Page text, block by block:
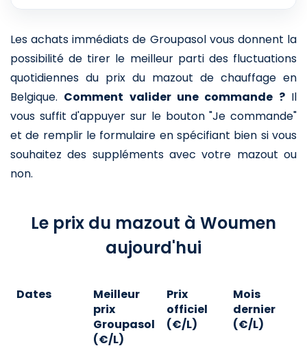
Les achats immédiats de Groupasol vous donnent la
possibilité de tirer le meilleur parti des fluctuations
quotidiennes du prix du mazout de chauffage en
Belgique. Comment valider une commande ?Il
vous suffit d'appuyer sur le bouton "Je commande"
et de remplir le formulaire en spécifiant bien si vous
souhaitez des suppléments avec votre mazout ou
non.
Le prix du mazout à Woumen
aujourd'hui
Dates
Meilleur
prix
Groupasol
(€/L)
Prix
officiel
(€/L)
Mois
dernier
(€/L)